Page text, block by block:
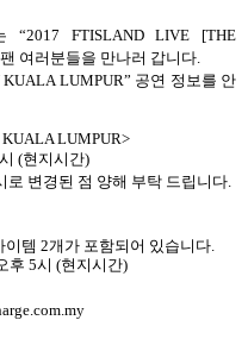
“2017 FTISLAND LIVE [THE
여러분들을 만나러 갑니다.
LUMPUR” 공연 정보를 안
LUMPUR>
시 (현지시간)
로 변경된 점 양해 부탁 드립니다.
이템 2개가 포함되어 있습니다.
후 5시 (현지시간)